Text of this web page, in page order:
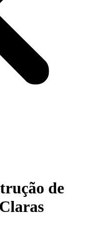
de